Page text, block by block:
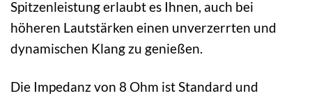
Spitzenleistung erlaubt es Ihnen, auch bei
höheren Lautstärken einen unverzerrten und
dynamischen Klang zu genießen.
Die Impedanz von 8 Ohm ist Standard und